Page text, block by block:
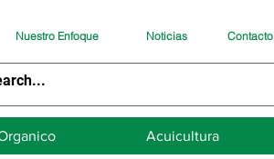
Nuestro Enfoque Noticias Contacto
Acuicultura